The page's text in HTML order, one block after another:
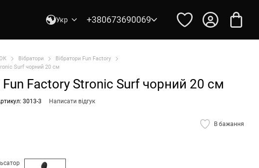
Укр +380673690069
Вібратори
Вібратори Fun Factory
Surf чорний 20 см
Fun Factory Stronic Surf чорний 20 см
3013-3 Написати відгук
В бажання